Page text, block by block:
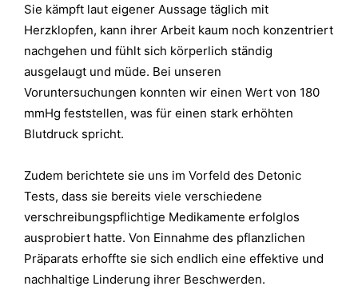
Sie kämpft laut eigener Aussage täglich mit
Herzklopfen, kann ihrer Arbeit kaum noch konzentriert
nachgehen und fühlt sich körperlich ständig
ausgelaugt und müde. Bei unseren
Voruntersuchungen konnten wir einen Wert von 180
mmHg feststellen, was für einen stark erhöhten
Blutdruck spricht.
Zudem berichtete sie uns im Vorfeld des Detonic
Tests, dass sie bereits viele verschiedene
verschreibungspflichtige Medikamente erfolglos
ausprobiert hatte. Von Einnahme des pflanzlichen
Präparats erhoffte sie sich endlich eine effektive und
nachhaltige Linderung ihrer Beschwerden.